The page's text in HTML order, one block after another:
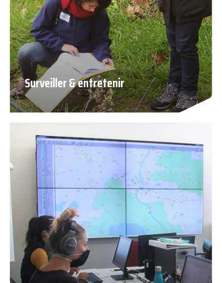
Surveiller & entretenir